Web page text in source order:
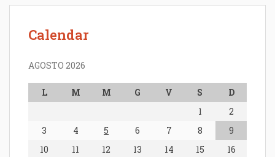
Calendar
AGOSTO 2026
L M M G V S
D
1
2
3
4 5 6 7 8
9
10
11 12 13 14 15
16